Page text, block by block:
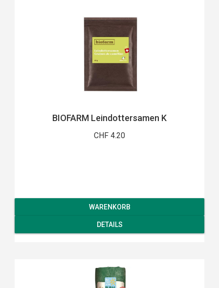
BIOFARM Leindottersamen K
CHF 4.20
WARENKORB
DETAILS